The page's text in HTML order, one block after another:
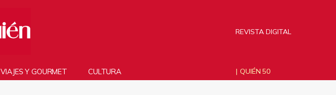
REVISTA DIGITAL
VIAJES Y GOURMET CULTURA QUIÉN 50